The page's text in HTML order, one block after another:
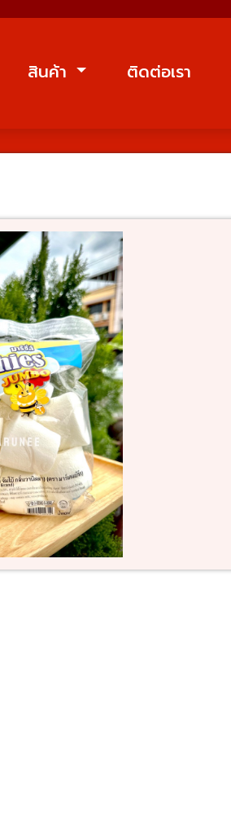
สินค้า ติดต่อเรา